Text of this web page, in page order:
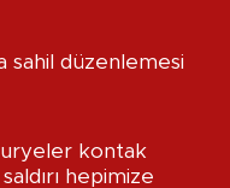
sahil düzenlemesi
kontak
saldırı hepimize